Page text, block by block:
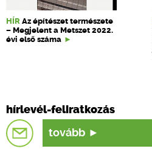
HÍR Az építészet természete
– Megjelent a Metszet 2022.
évi első száma
hírlevél-feliratkozás
tovább